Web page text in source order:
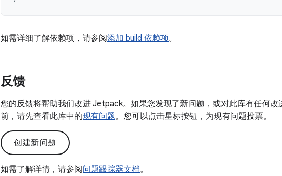
如需详细了解依赖项，请参阅添加 build 依赖项。
反馈
您的反馈将帮助我们改进 Jetpack。如果您发现了新问题，或对此库有任何
前，请先查看此库中的现有问题。您可以点击星标按钮，为现有问题投票。
创建新问题
如需了解详情，请参阅问题跟踪器文档。